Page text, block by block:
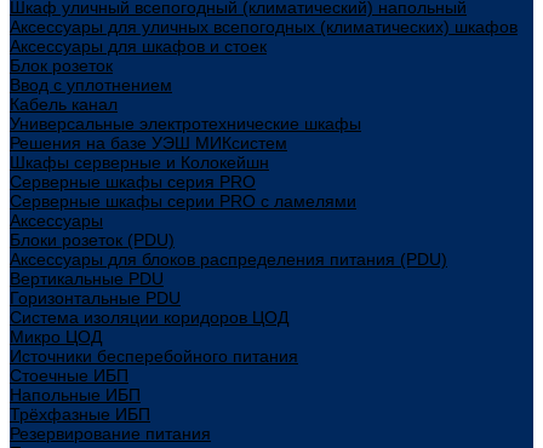
Шкаф уличный всепогодный (климатический) напольный
Аксессуары для уличных всепогодных (климатических) шкафов
Аксессуары для шкафов и стоек
Блок розеток
Ввод с уплотнением
Кабель канал
Универсальные электротехнические шкафы
Решения на базе УЭШ МИКсистем
Шкафы серверные и Колокейшн
Серверные шкафы серия PRO
Серверные шкафы серии PRO с ламелями
Аксессуары
Блоки розеток (PDU)
Аксессуары для блоков распределения питания (PDU)
Вертикальные PDU
Горизонтальные PDU
Система изоляции коридоров ЦОД
Микро ЦОД
Источники бесперебойного питания
Стоечные ИБП
Напольные ИБП
Трёхфазные ИБП
Резервирование питания